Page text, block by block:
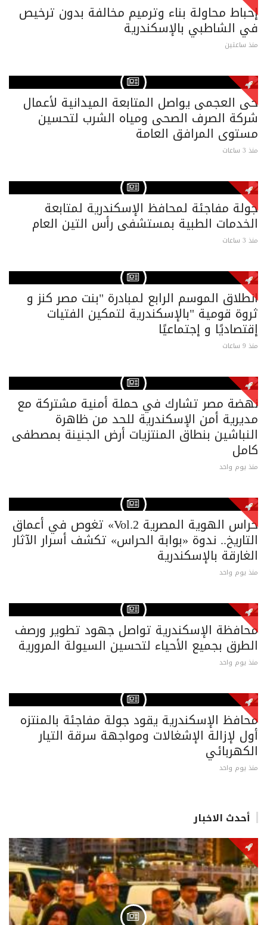
إحباط محاولة بناء وترميم مخالفة بدون ترخيص
في الشاطبي بالإسكندرية
منذ ساعتين
حى العجمى يواصل المتابعة الميدانية لأعمال
شركة الصرف الصحى ومياه الشرب لتحسين
مستوى المرافق العامة
منذ 3 ساعات
جولة مفاجئة لمحافظ الإسكندرية لمتابعة
الخدمات الطبية بمستشفى رأس التين العام
منذ 3 ساعات
انطلاق الموسم الرابع لمبادرة "بنت مصر كنز و
ثروة قومية "بالإسكندرية لتمكين الفتيات
إقتصاديًا و إجتماعيًا
منذ 9 ساعات
نهضة مصر تشارك في حملة أمنية مشتركة مع
مديرية أمن الإسكندرية للحد من ظاهرة
النباشين بنطاق المنتزيات أرض الجنينة بمصطفى
كامل
منذ يوم واحد
حراس الهوية المصرية Vol.2» تغوص في أعماق
التاريخ.. ندوة «بوابة الحراس» تكشف أسرار الآثار
الغارقة بالإسكندرية
منذ يوم واحد
محافظة الإسكندرية تواصل جهود تطوير ورصف
الطرق بجميع الأحياء لتحسين السيولة المرورية
منذ يوم واحد
محافظ الإسكندرية يقود جولة مفاجئة بالمنتزه
أول لإزالة الإشغالات ومواجهة سرقة التيار
الكهربائي
منذ يوم واحد
أحدث الاخبار